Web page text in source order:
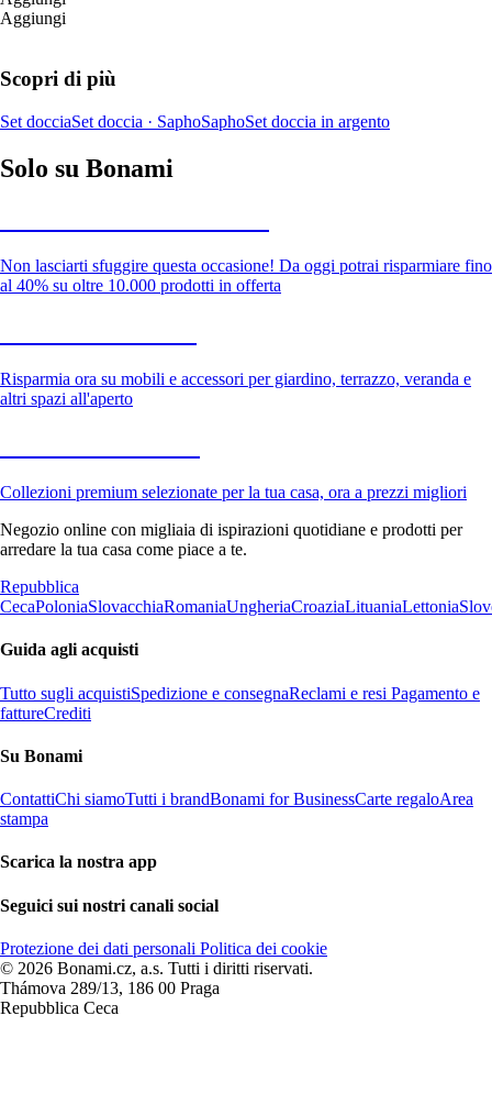
Aggiungi
Scopri di più
Set docciaSet doccia · SaphoSaphoSet doccia in argento
Solo su Bonami
Non lasciarti sfuggire questa occasione! Da oggi potrai risparmiare fino
al 40% su oltre 10.000 prodotti in offerta
Risparmia ora su mobili e accessori per giardino, terrazzo, veranda e
altri spazi all'aperto
Collezioni premium selezionate per la tua casa, ora a prezzi migliori
Negozio online con migliaia di ispirazioni quotidiane e prodotti per
arredare la tua casa come piace a te.
Repubblica
CecaPoloniaSlovacchiaRomaniaUngheriaCroaziaLituaniaLettonia
Guida agli acquisti
Tutto sugli acquistiSpedizione e consegnaReclami e resi Pagamento e
fattureCrediti
Su Bonami
ContattiChi siamoTutti i brandBonami for BusinessCarte regaloArea
stampa
Scarica la nostra app
Seguici sui nostri canali social
Protezione dei dati personali Politica dei cookie
© 2026 Bonami.cz, a.s. Tutti i diritti riservati.
Thámova 289/13, 186 00 Praga
Repubblica Ceca